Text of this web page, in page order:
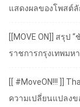
แสดงผลของโพสต์
[[MOVE ON]] สรุ
ราชการกรุงเทพมห
[[ #MoveON!!! ]]
ความเปลี่ยนแปลงข